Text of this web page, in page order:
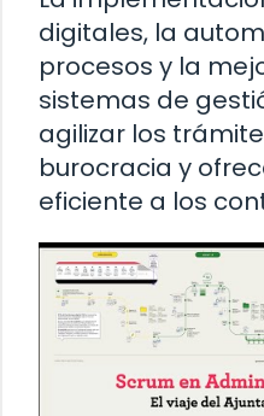
digitales, la
procesos y la
sistemas de
agilizar los
burocracia y
eficiente a los